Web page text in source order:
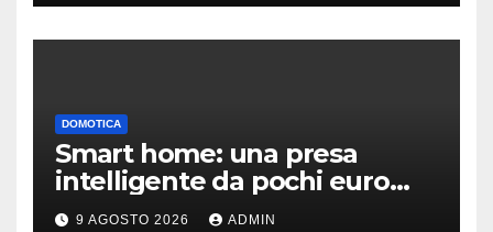
DOMOTICA
Smart home: una presa
intelligente da pochi euro
può fare la differenza
9 AGOSTO 2026 ADMIN